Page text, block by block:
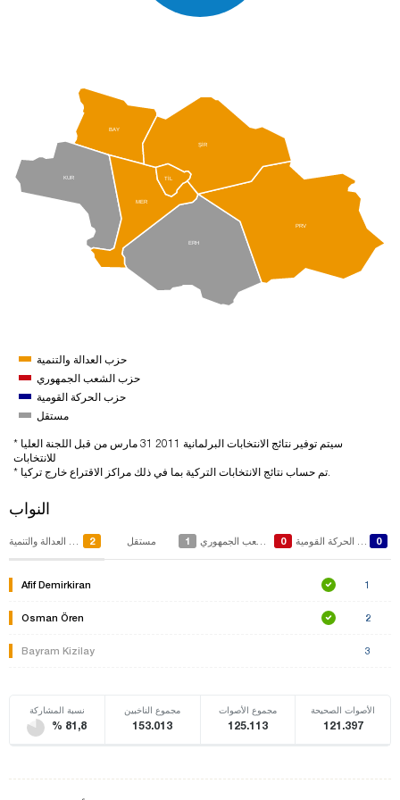
BAY
ERH
KUR
PRV
MER
ŞİR
TİL
حزب العدالة والتنمية
حزب الشعب الجمهوري
حزب الحركة القومية
مستقل
* سيتم توفير نتائج الانتخابات البرلمانية 2011 31 مارس من قبل اللجنة العليا
للانتخابات
* تم حساب نتائج الانتخابات التركية بما في ذلك مراكز الاقتراع خارج تركيا.
النواب
2 مستقل 1 0 0
Afif Demirkiran 1
Osman Ören 2
Bayram Kizilay 3
نسبة المشاركة
% 81,8
مجموع الناخبين
153.013
مجموع الأصوات
125.113
الأصوات الصحيحة
121.397